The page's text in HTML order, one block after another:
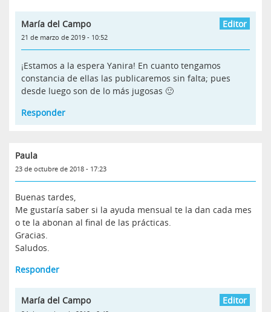
María del Campo
21 de marzo de 2019 - 10:52
¡Estamos a la espera Yanira! En cuanto tengamos
constancia de ellas las publicaremos sin falta; pues
desde luego son de lo más jugosas 🙂
Responder
Paula
23 de octubre de 2018 - 17:23
Buenas tardes,
Me gustaría saber si la ayuda mensual te la dan cada mes
o te la abonan al final de las prácticas.
Gracias.
Saludos.
Responder
María del Campo